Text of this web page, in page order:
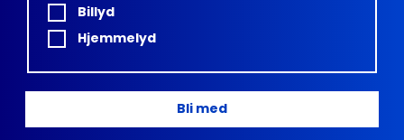
Billyd
Hjemmelyd
Bli med